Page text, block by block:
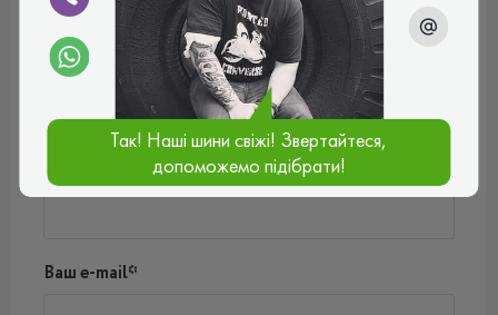
Відгуки (0)
Поки немає коментарів
Написати коментар
Ім'я*
Ваш e-mail*
Так! Наші шини свіжі! Звертайтеся,
допоможемо підібрати!